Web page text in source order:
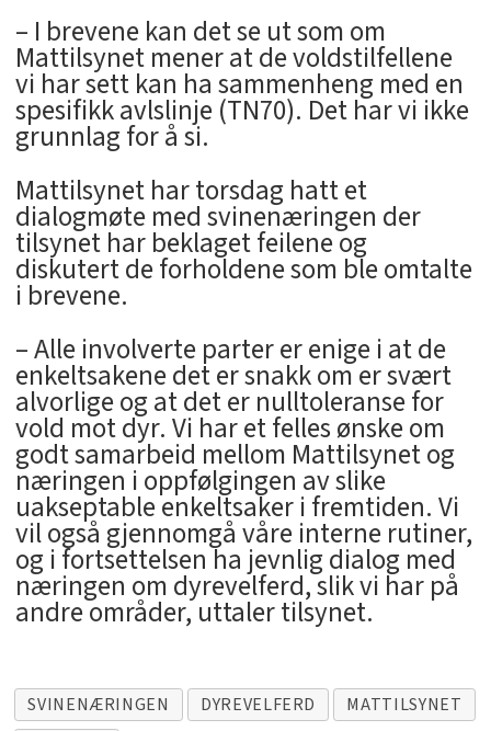
– I brevene kan det se ut som om
Mattilsynet mener at de voldstilfellene
vi har sett kan ha sammenheng med en
spesifikk avlslinje (TN70). Det har vi ikke
grunnlag for å si.
Mattilsynet har torsdag hatt et
dialogmøte med svinenæringen der
tilsynet har beklaget feilene og
diskutert de forholdene som ble omtalte
i brevene.
– Alle involverte parter er enige i at de
enkeltsakene det er snakk om er svært
alvorlige og at det er nulltoleranse for
vold mot dyr. Vi har et felles ønske om
godt samarbeid mellom Mattilsynet og
næringen i oppfølgingen av slike
uakseptable enkeltsaker i fremtiden. Vi
vil også gjennomgå våre interne rutiner,
og i fortsettelsen ha jevnlig dialog med
næringen om dyrevelferd, slik vi har på
andre områder, uttaler tilsynet.
SVINENÆRINGEN DYREVELFERD
MATTILSYNET